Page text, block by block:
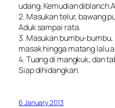
udang. Kemudian
2. Masukan telur, bawang
Aduk sampai rata.
3. Masukan bumbu-bumbu,
masak hingga matang lalu
4. Tuang di mangkuk, dan
Siap dihidangkan.
6 January 2013